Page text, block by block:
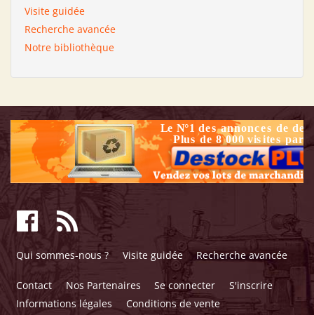
Visite guidée
Recherche avancée
Notre bibliothèque
Qui sommes-nous ? Visite guidée Recherche avancée
Contact Nos Partenaires Se connecter
S'inscrire
Informations légales
Conditions de vente